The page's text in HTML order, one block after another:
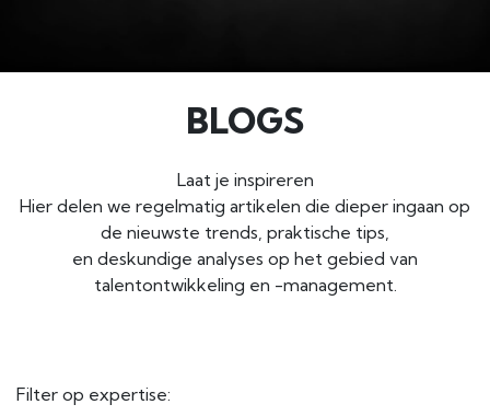
BLOGS
Laat je inspireren
Hier delen we regelmatig artikelen die dieper ingaan op
de nieuwste trends, praktische tips,
en deskundige analyses op het gebied van
talentontwikkeling en -management.
Filter op expertise: